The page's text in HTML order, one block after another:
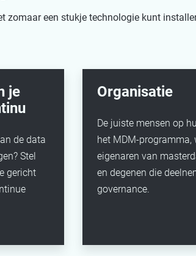
zomaar een stukje technologie kunt
je
de data
Stel
gericht
Organisatie
De juiste mensen op
het MDM-programma,
eigenaren van
en degenen die
governance.